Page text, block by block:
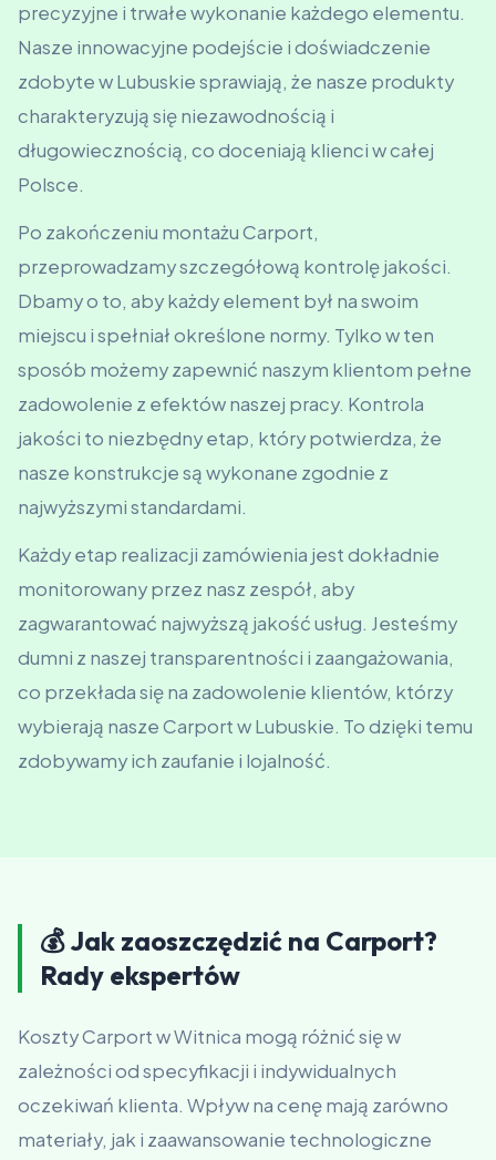
precyzyjne i trwałe wykonanie każdego elementu.
Nasze innowacyjne podejście i doświadczenie
zdobyte w Lubuskie sprawiają, że nasze produkty
charakteryzują się niezawodnością i
długowiecznością, co doceniają klienci w całej
Polsce.
Po zakończeniu montażu Carport,
przeprowadzamy szczegółową kontrolę jakości.
Dbamy o to, aby każdy element był na swoim
miejscu i spełniał określone normy. Tylko w ten
sposób możemy zapewnić naszym klientom pełne
zadowolenie z efektów naszej pracy. Kontrola
jakości to niezbędny etap, który potwierdza, że
nasze konstrukcje są wykonane zgodnie z
najwyższymi standardami.
Każdy etap realizacji zamówienia jest dokładnie
monitorowany przez nasz zespół, aby
zagwarantować najwyższą jakość usług. Jesteśmy
dumni z naszej transparentności i zaangażowania,
co przekłada się na zadowolenie klientów, którzy
wybierają nasze Carport w Lubuskie. To dzięki temu
zdobywamy ich zaufanie i lojalność.
💰 Jak zaoszczędzić na Carport?
Rady ekspertów
Koszty Carport w Witnica mogą różnić się w
zależności od specyfikacji i indywidualnych
oczekiwań klienta. Wpływ na cenę mają zarówno
materiały, jak i zaawansowanie technologiczne